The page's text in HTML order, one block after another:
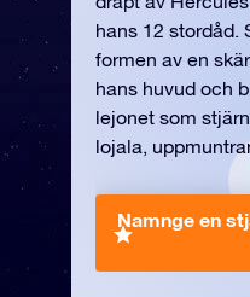
hans 12 stordåd.
formen av en
hans huvud och
lejonet som
lojala,
Namnge en